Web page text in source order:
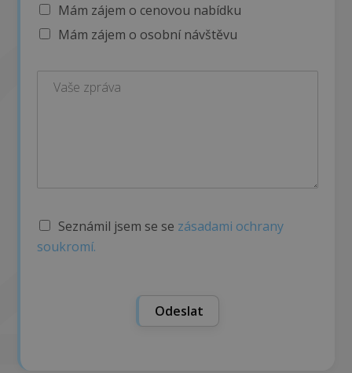
Mám zájem o cenovou nabídku
Mám zájem o osobní návštěvu
S
h
Seznámil jsem se se zásadami ochrany
soukromí.
Odeslat